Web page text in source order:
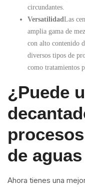
circundantes.
VersatilidadLas
amplia gama de
con alto contenido
diversos tipos de
como tratamientos
¿Puede
de
Ahora tienes una